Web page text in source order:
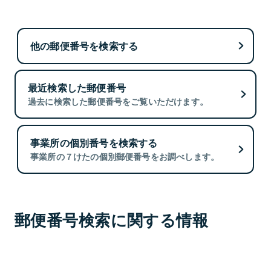
他の郵便番号を検索する
最近検索した郵便番号
過去に検索した郵便番号をご覧いただけます。
事業所の個別番号を検索する
事業所の７けたの個別郵便番号をお調べします。
郵便番号検索に関する情報